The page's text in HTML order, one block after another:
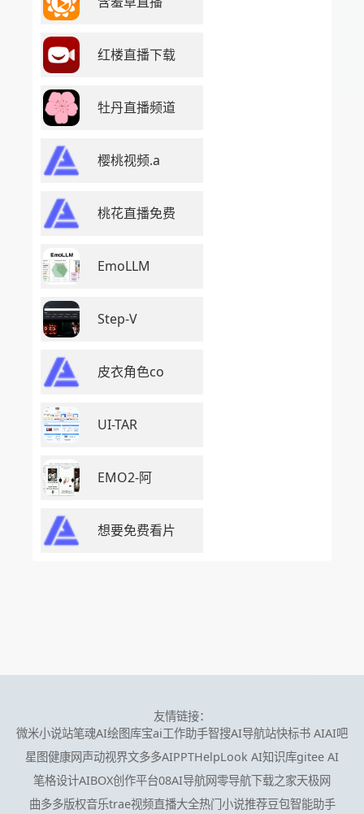
红楼直播下载
牡丹直播频道
樱桃视频.a
桃花直播免费
EmoLLM
Step-V
皮衣角色co
UI-TAR
EMO2-阿
想要免费看片
友情链接：
微米小说站笔魂AI绘图库宝ai工作助手智搜AI导航站快标书 AIAI吧
星图健康网声动视界文多多AIPPTHelpLook AI知识库gitee AI
笔格设计AIBOX创作平台08AI导航网零导航下载之家天极网
曲多多版权音乐trae视频直播大全热门小说推荐豆包智能助手